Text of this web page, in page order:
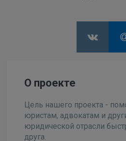
О проекте
Цель нашего проекта -
юристам, адвокатам и
юридической отрасли
друга.